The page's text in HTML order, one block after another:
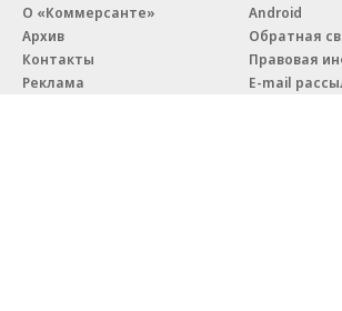
О «Коммерсанте»
Архив
Контакты
Реклама
Android
Обратная
Правовая
E-mail